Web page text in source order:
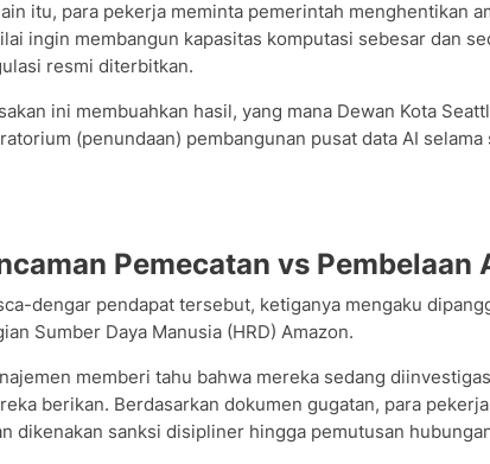
itu, para pekerja meminta pemerintah menghentikan
ingin membangun kapasitas komputasi sebesar dan
resmi diterbitkan.
ini membuahkan hasil, yang mana Dewan Kota
(penundaan) pembangunan pusat data AI selama
Pemecatan vs Pembelaan
dengar pendapat tersebut, ketiganya mengaku
Sumber Daya Manusia (HRD) Amazon.
memberi tahu bahwa mereka sedang
berikan. Berdasarkan dokumen gugatan, para
dikenakan sanksi disipliner hingga pemutusan